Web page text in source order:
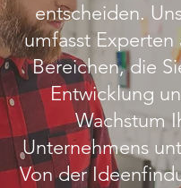
entscheiden.
umfasst Experten
Bereichen, die
Entwicklung
Wachstum
Unternehmens
Von der